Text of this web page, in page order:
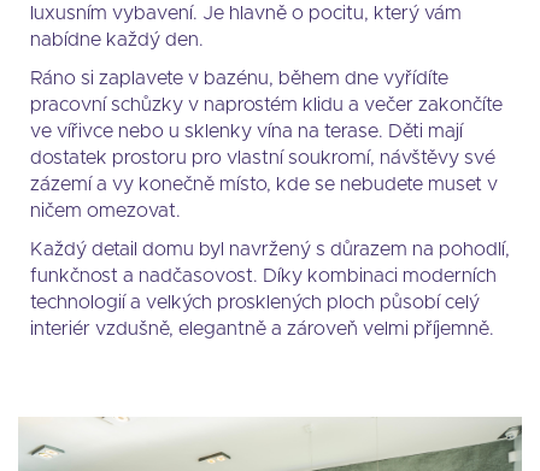
luxusním vybavení. Je hlavně o pocitu, který vám
nabídne každý den.
Ráno si zaplavete v bazénu, během dne vyřídíte
pracovní schůzky v naprostém klidu a večer zakončíte
ve vířivce nebo u sklenky vína na terase. Děti mají
dostatek prostoru pro vlastní soukromí, návštěvy své
zázemí a vy konečně místo, kde se nebudete muset v
ničem omezovat.
Každý detail domu byl navržený s důrazem na pohodlí,
funkčnost a nadčasovost. Díky kombinaci moderních
technologií a velkých prosklených ploch působí celý
interiér vzdušně, elegantně a zároveň velmi příjemně.